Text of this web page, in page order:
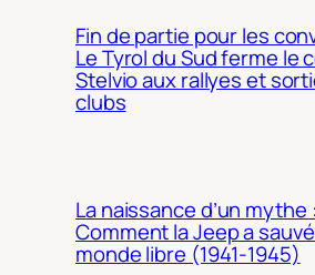
Fin de partie pour les
Le Tyrol du Sud ferme le
Stelvio aux rallyes et
clubs
La naissance d’un mythe :
Comment la Jeep a
monde libre (1941-1945)